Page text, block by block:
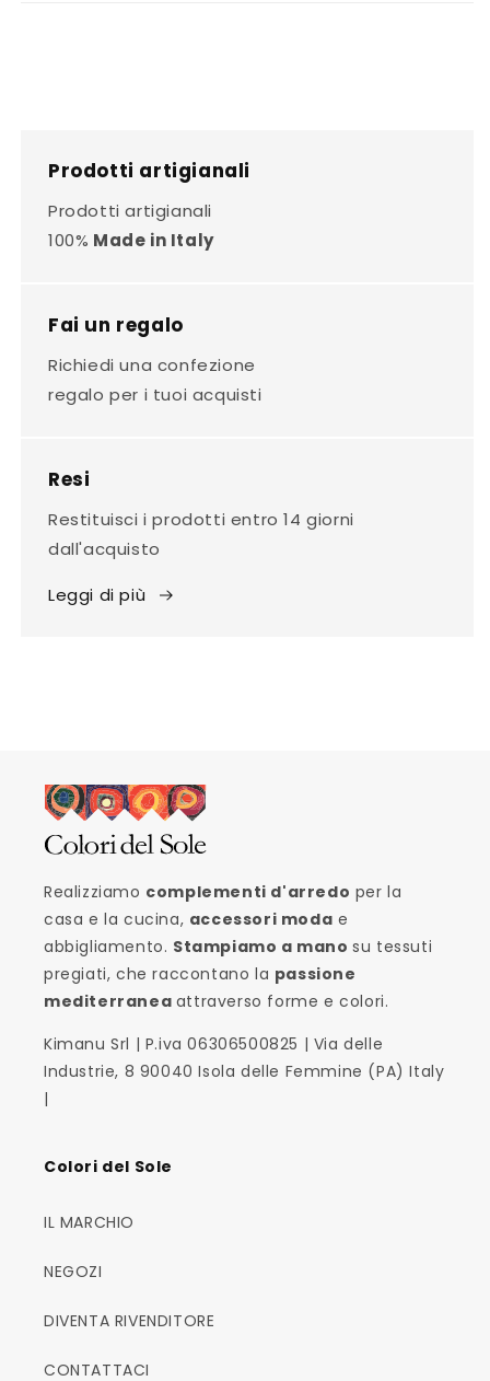
Prodotti artigianali
Prodotti artigianali
100% Made in Italy
Fai un regalo
Richiedi una confezione
regalo per i tuoi acquisti
Resi
Restituisci i prodotti entro 14 giorni
dall'acquisto
Leggi di più
Realizziamo complementi d'arredo per la
casa e la cucina, accessori moda e
abbigliamento. Stampiamo a manosu tessuti
pregiati, che raccontano la passione
mediterranea attraverso forme e colori.
Kimanu Srl | P.iva 06306500825 | Via delle
Industrie, 8 90040 Isola delle Femmine (PA) Italy
|
Colori del Sole
IL MARCHIO
NEGOZI
DIVENTA RIVENDITORE
CONTATTACI